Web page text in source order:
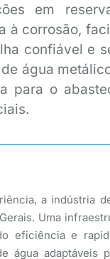
em
à corrosão,
confiável e
água
para o
a indústria
Uma
eficiência e
água